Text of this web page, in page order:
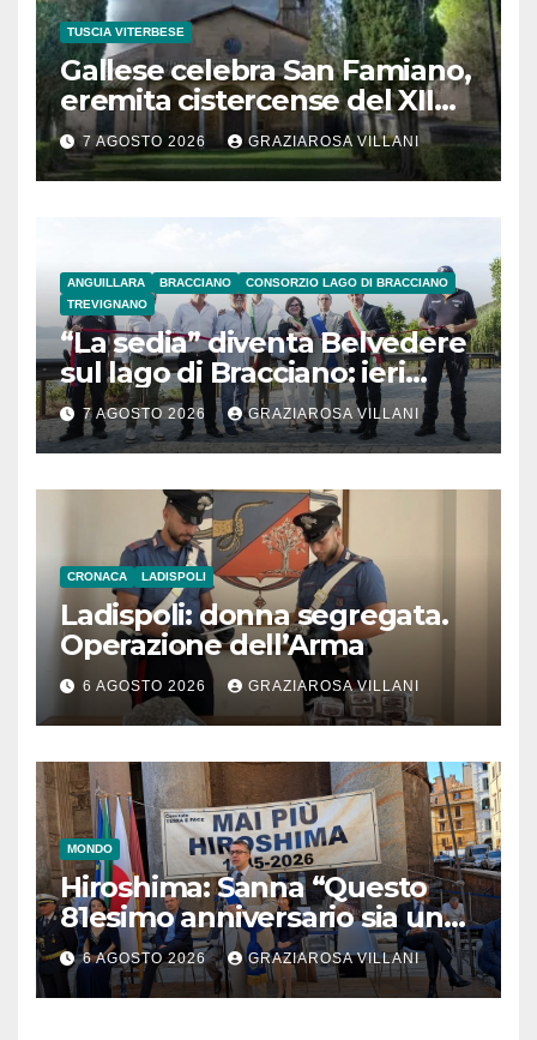
TUSCIA VITERBESE
Gallese celebra San Famiano,
eremita cistercense del XII
secolo
7 AGOSTO 2026 GRAZIAROSA VILLANI
ANGUILLARA BRACCIANO
CONSORZIO LAGO DI BRACCIANO
TREVIGNANO
“La sedia” diventa Belvedere
sul lago di Bracciano: ieri
l’inaugurazione
7 AGOSTO 2026 GRAZIAROSA VILLANI
CRONACA LADISPOLI
Ladispoli: donna segregata.
Operazione dell’Arma
6 AGOSTO 2026 GRAZIAROSA VILLANI
MONDO
Hiroshima: Sanna “Questo
81esimo anniversario sia un
monito per tutti”
6 AGOSTO 2026 GRAZIAROSA VILLANI